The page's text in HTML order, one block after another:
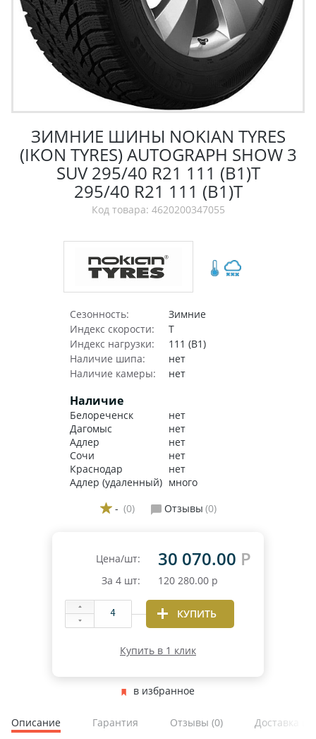
ЗИМНИЕ ШИНЫ NOKIAN TYRES
(IKON TYRES) AUTOGRAPH SHOW 3
SUV 295/40 R21 111 (B1)T
295/40 R21 111 (B1)T
Код товара: 4620200347055
Сезонность:
Зимние
Индекс скорости:
T
Индекс нагрузки:
111 (B1)
Наличие шипа:
нет
Наличие камеры:
нет
Наличие
Белореченск
нет
Дагомыс
нет
Адлер
нет
Сочи
нет
Краснодар
нет
Адлер (удаленный) много
- (0) Отзывы (0)
Цена/шт: 30 070.00 Р
За 4 шт: 120 280.00 р
КУПИТЬ
Купить в 1 клик
в избранное
Описание Гарантия Отзывы (0) Доставка и